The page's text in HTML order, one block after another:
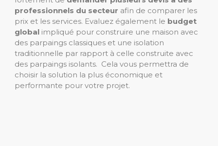
professionnels du secteur afin de comparer les
prix et les services. Evaluez également le budget
global impliqué pour construire une maison avec
des parpaings classiques et une isolation
traditionnelle par rapport à celle construite avec
des parpaings isolants. Cela vous permettra de
choisir la solution la plus économique et
performante pour votre projet.